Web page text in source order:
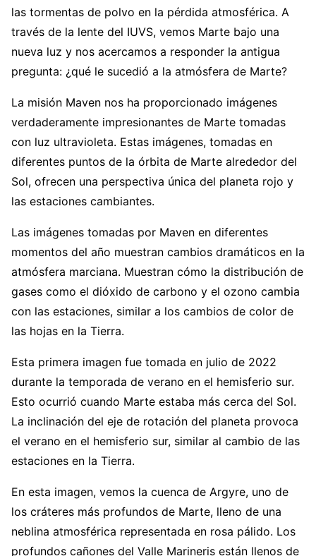
las tormentas de polvo en la pérdida atmosférica. A
través de la lente del IUVS, vemos Marte bajo una
nueva luz y nos acercamos a responder la antigua
pregunta: ¿qué le sucedió a la atmósfera de Marte?
La misión Maven nos ha proporcionado imágenes
verdaderamente impresionantes de Marte tomadas
con luz ultravioleta. Estas imágenes, tomadas en
diferentes puntos de la órbita de Marte alrededor del
Sol, ofrecen una perspectiva única del planeta rojo y
las estaciones cambiantes.
Las imágenes tomadas por Maven en diferentes
momentos del año muestran cambios dramáticos en la
atmósfera marciana. Muestran cómo la distribución de
gases como el dióxido de carbono y el ozono cambia
con las estaciones, similar a los cambios de color de
las hojas en la Tierra.
Esta primera imagen fue tomada en julio de 2022
durante la temporada de verano en el hemisferio sur.
Esto ocurrió cuando Marte estaba más cerca del Sol.
La inclinación del eje de rotación del planeta provoca
el verano en el hemisferio sur, similar al cambio de las
estaciones en la Tierra.
En esta imagen, vemos la cuenca de Argyre, uno de
los cráteres más profundos de Marte, lleno de una
neblina atmosférica representada en rosa pálido. Los
profundos cañones del Valle Marineris están llenos de